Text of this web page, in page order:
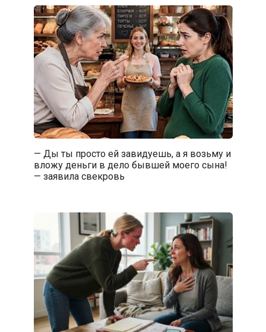
— Ды ты просто ей завидуешь, а я возьму и
вложу деньги в дело бывшей моего сына!
— заявила свекровь